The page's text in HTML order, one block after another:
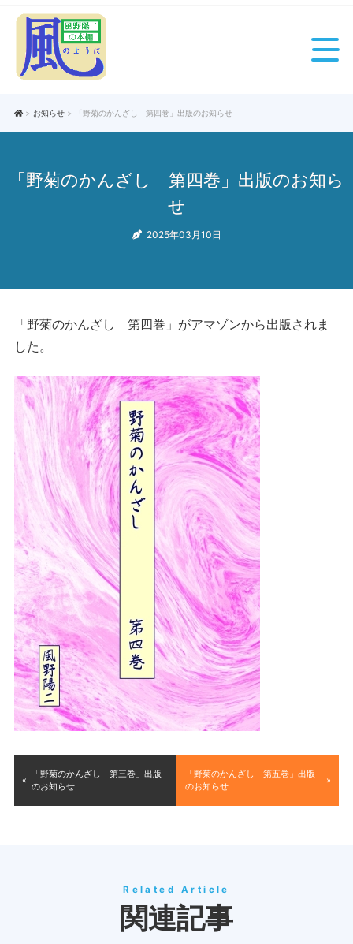
> お知らせ> 「野菊のかんざし 第四巻」出版のお知らせ
「野菊のかんざし 第四巻」出版のお知ら
せ
2025年03月10日
「野菊のかんざし 第四巻」がアマゾンから出版されま
した。
「野菊のかんざし 第三巻」出版
のお知らせ
「野菊のかんざし 第五巻」出版
のお知らせ
Related Article
関連記事